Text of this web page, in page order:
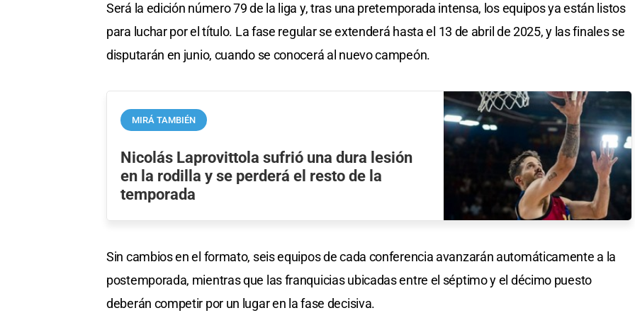
Será la edición número 79 de la liga y, tras una pretemporada intensa, los equipos ya están listos
para luchar por el título. La fase regular se extenderá hasta el 13 de abril de 2025, y las finales se
disputarán en junio, cuando se conocerá al nuevo campeón.
MIRÁ TAMBIÉN
Nicolás Laprovittola sufrió una dura lesión
en la rodilla y se perderá el resto de la
temporada
Sin cambios en el formato, seis equipos de cada conferencia avanzarán automáticamente a la
postemporada, mientras que las franquicias ubicadas entre el séptimo y el décimo puesto
deberán competir por un lugar en la fase decisiva.